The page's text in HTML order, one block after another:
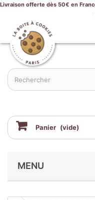
Livraison offerte dès 50€ en
Panier (vide)
MENU